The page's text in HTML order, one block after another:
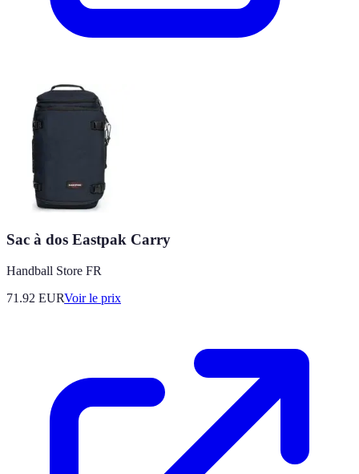
Sac à dos Eastpak Carry
Handball Store FR
71.92 EURVoir le prix